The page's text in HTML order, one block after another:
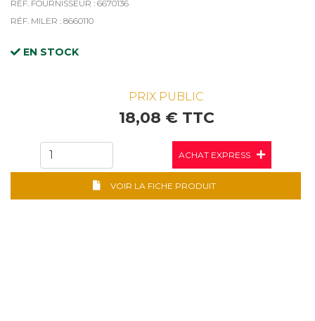
RÉF. FOURNISSEUR : 6670136
RÉF. MILER : 8660110
EN STOCK
PRIX PUBLIC
18,08 € TTC
ACHAT EXPRESS
VOIR LA FICHE PRODUIT